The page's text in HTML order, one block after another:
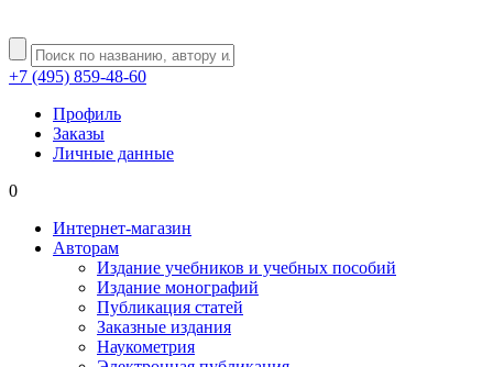
+7 (495) 859-48-60
Профиль
Заказы
Личные данные
0
Интернет-магазин
Авторам
Издание учебников и учебных пособий
Издание монографий
Публикация статей
Заказные издания
Наукометрия